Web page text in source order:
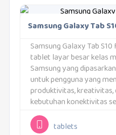
Samsung Galaxy Tab
Samsung Galaxy Tab
tablet layar besar kelas
Samsung yang
untuk pengguna yang
produktivitas, kreativitas,
kebutuhan konektivitas
dirancang untuk
Galaxy Tab S ke segmen
tablets